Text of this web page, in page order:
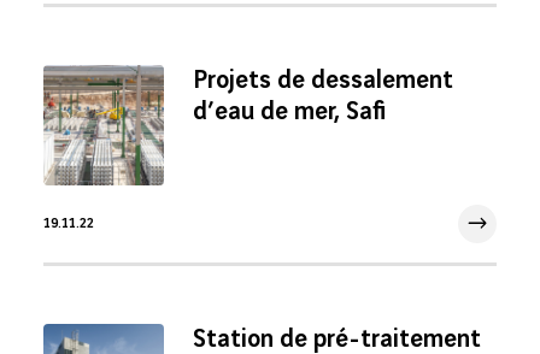
Projets de dessalement
d’eau de mer, Safi
19.11.22
Station de pré-traitement